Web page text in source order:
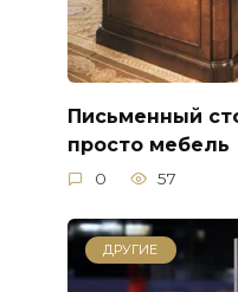
Письменный
просто мебель
0 57
ДРУГИЕ